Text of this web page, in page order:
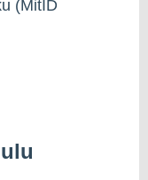
(MitID